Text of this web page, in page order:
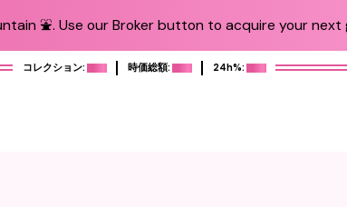
⛲️. Use our Broker button to acquire your next
コレクション: 時価総額: 24h%: